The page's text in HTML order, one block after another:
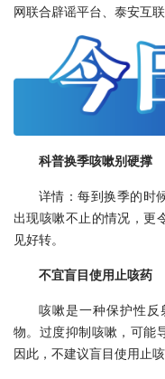
网联合辟谣平台、泰安互
科普换季咳嗽别硬撑
详情：每到换季的时
出现咳嗽不止的情况，更
见好转。
不宜盲目使用止咳药
咳嗽是一种保护性
物。过度抑制咳嗽，可能
因此，不建议盲目使用止咳